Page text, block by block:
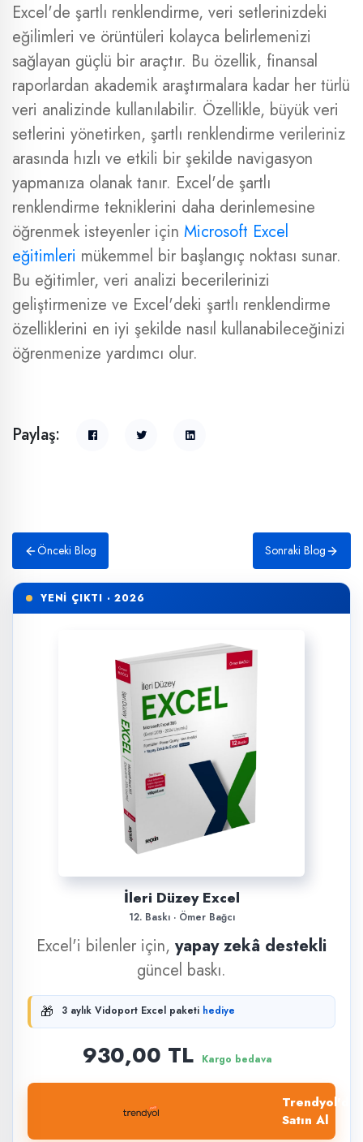
Excel'de şartlı renklendirme, veri setlerinizdeki
eğilimleri ve örüntüleri kolayca belirlemenizi
sağlayan güçlü bir araçtır. Bu özellik, finansal
raporlardan akademik araştırmalara kadar her türlü
veri analizinde kullanılabilir. Özellikle, büyük veri
setlerini yönetirken, şartlı renklendirme verileriniz
arasında hızlı ve etkili bir şekilde navigasyon
yapmanıza olanak tanır. Excel'de şartlı
renklendirme tekniklerini daha derinlemesine
öğrenmek isteyenler için Microsoft Excel
eğitimleri mükemmel bir başlangıç noktası sunar.
Bu eğitimler, veri analizi becerilerinizi
geliştirmenize ve Excel'deki şartlı renklendirme
özelliklerini en iyi şekilde nasıl kullanabileceğinizi
öğrenmenize yardımcı olur.
Paylaş:
Önceki Blog Sonraki Blog
YENİ ÇIKTI · 2026
İleri Düzey Excel
12. Baskı · Ömer Bağcı
Excel'i bilenler için, yapay zekâ destekli
güncel baskı.
🎁 3 aylık Vidoport Excel paketi hediye
930,00 TL Kargo bedava
Trendyol'dan
Satın Al